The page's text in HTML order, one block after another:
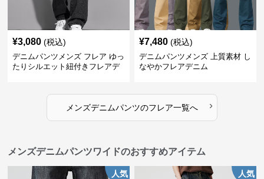
¥3,080 (税込)
デニムパンツメンズ フレア ゆっ
たりシルエット紐付きフレアデ
¥7,480 (税込)
デニムパンツメンズ 上質素材 し
なやかフレアデニム
メンズデニムパンツのフレア一覧へ ›
メンズデニムパンツワイドのおすすめアイテム
人気 人気